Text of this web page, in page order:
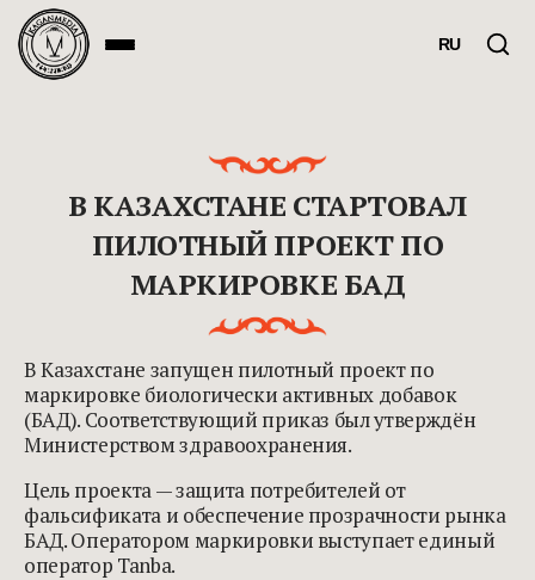
RU
В КАЗАХСТАНЕ СТАРТОВАЛ
ПИЛОТНЫЙ ПРОЕКТ ПО
МАРКИРОВКЕ БАД
В Казахстане запущен пилотный проект по
маркировке биологически активных добавок
(БАД). Соответствующий приказ был утверждён
Министерством здравоохранения.
Цель проекта — защита потребителей от
фальсификата и обеспечение прозрачности рынка
БАД. Оператором маркировки выступает единый
оператор Tanba.